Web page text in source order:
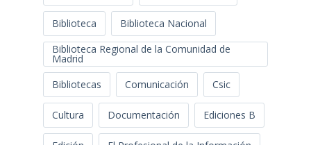
Biblioteca
Biblioteca Nacional
Biblioteca Regional de la Comunidad de
Madrid
Bibliotecas
Comunicación Csic
Cultura Documentación Ediciones B